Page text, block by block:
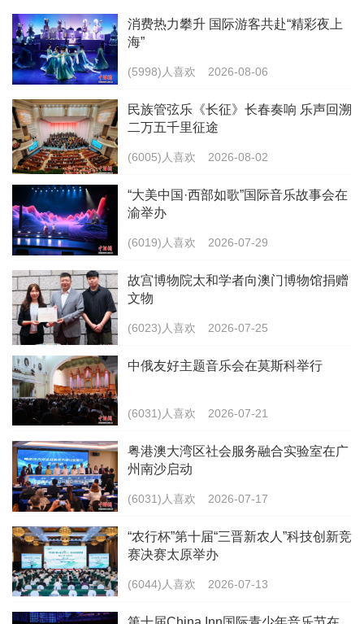
消费热力攀升 国际游客共赴“精彩夜上
海”
(5998)人喜欢 2026-08-06
民族管弦乐《长征》长春奏响 乐声回溯
二万五千里征途
(6005)人喜欢 2026-08-02
“大美中国·西部如歌”国际音乐故事会在
渝举办
(6019)人喜欢 2026-07-29
故宫博物院太和学者向澳门博物馆捐赠
文物
(6023)人喜欢 2026-07-25
中俄友好主题音乐会在莫斯科举行
(6031)人喜欢 2026-07-21
粤港澳大湾区社会服务融合实验室在广
州南沙启动
(6031)人喜欢 2026-07-17
“农行杯”第十届“三晋新农人”科技创新竞
赛决赛太原举办
(6044)人喜欢 2026-07-13